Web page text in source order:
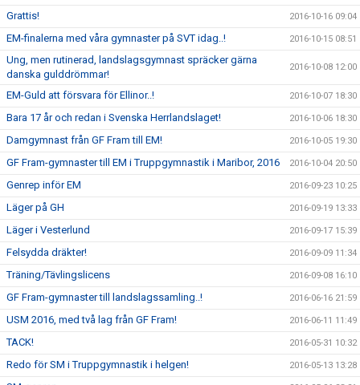
Grattis! 2016-10-16 09:04
EM-finalerna med våra gymnaster på SVT idag..! 2016-10-15 08:51
Ung, men rutinerad, landslagsgymnast spräcker gärna
danska gulddrömmar!
2016-10-08 12:00
EM-Guld att försvara för Ellinor..! 2016-10-07 18:30
Bara 17 år och redan i Svenska Herrlandslaget! 2016-10-06 18:30
Damgymnast från GF Fram till EM! 2016-10-05 19:30
GF Fram-gymnaster till EM i Truppgymnastik i Maribor, 2016 2016-10-04 20:50
Genrep inför EM 2016-09-23 10:25
Läger på GH 2016-09-19 13:33
Läger i Vesterlund 2016-09-17 15:39
Felsydda dräkter! 2016-09-09 11:34
Träning/Tävlingslicens 2016-09-08 16:10
GF Fram-gymnaster till landslagssamling..! 2016-06-16 21:59
USM 2016, med två lag från GF Fram! 2016-06-11 11:49
TACK! 2016-05-31 10:32
Redo för SM i Truppgymnastik i helgen! 2016-05-13 13:28